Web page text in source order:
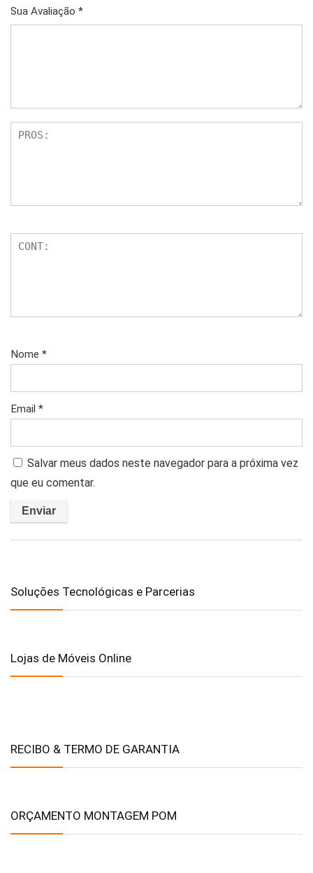
Sua Avaliação *
Nome *
Email *
Salvar meus dados neste navegador para a próxima vez
que eu comentar.
Soluções Tecnológicas e Parcerias
Lojas de Móveis Online
RECIBO & TERMO DE GARANTIA
ORÇAMENTO MONTAGEM POM